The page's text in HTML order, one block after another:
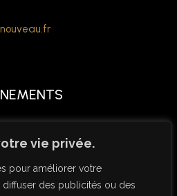
vie privée.
pour améliorer votre
des publicités ou des